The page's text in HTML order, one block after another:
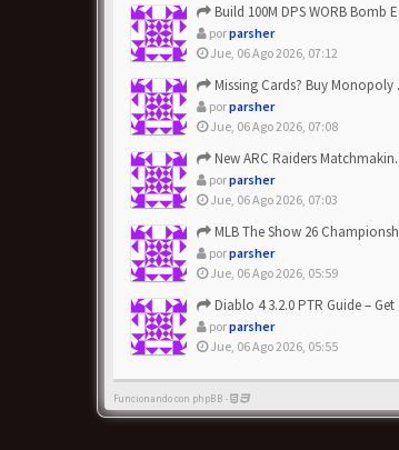
Build 100M DPS WORB Bomb Elementalist Fast - Grab POE Curren...
porparsher
Jue, 06 Ago 2026, 07:12
Missing Cards? Buy Monopoly Go Happy Harvest with Looney Tun...
porparsher
Jue, 06 Ago 2026, 07:08
New ARC Raiders Matchmaking Update: Stop Failed - Grab Bluep...
porparsher
Jue, 06 Ago 2026, 07:03
MLB The Show 26 Championship Series Update! Get Cheap & ...
porparsher
Jue, 06 Ago 2026, 05:59
Diablo 4 3.2.0 PTR Guide – Get 8% Off Items Quickly to Test ...
porparsher
Jue, 06 Ago 2026, 05:55
Funcionando con phpBB -